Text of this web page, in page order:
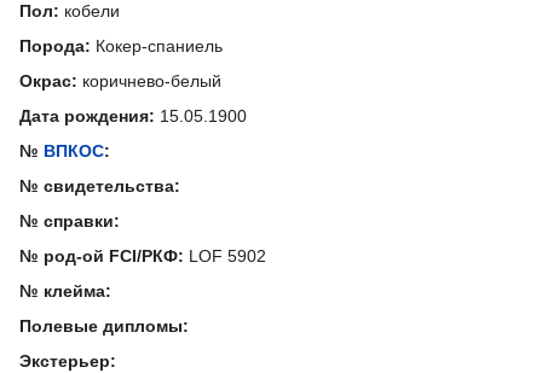
Пол: кобели
Порода: Кокер-спаниель
Окрас: коричнево-белый
Дата рождения: 15.05.1900
№ ВПКОС:
№ свидетельства:
№ справки:
№ род-ой FCI/РКФ: LOF 5902
№ клейма:
Полевые дипломы:
Экстерьер: